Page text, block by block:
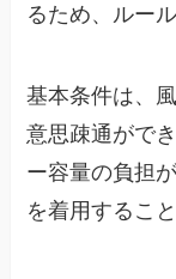
るため、ルー
基本条件は、
意思疎通がで
ー容量の負担
を着用すること